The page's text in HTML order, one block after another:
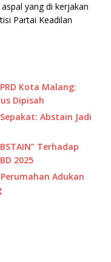
yang di kerjakan
Partai Keadilan
Kota Malang:
Dipisah
Abstain Jadi
Terhadap
2025
Adukan